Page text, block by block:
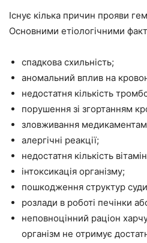
Існує кілька причин прояви
Основними етіологічними
спадкова схильність;
аномальний вплив на
недостатня кількість
порушення зі згортанням
зловживання
алергічні реакції;
недостатня кількість
інтоксикація організму;
пошкодження структур
розлади в роботі печінки
неповноцінний раціон
організм не отримує